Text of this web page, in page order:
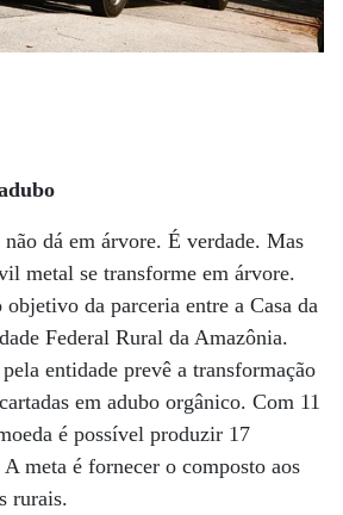
dá em árvore. É verdade. Mas
metal se transforme em árvore.
objetivo da parceria entre a Casa da
Federal Rural da Amazônia.
entidade prevê a transformação
em adubo orgânico. Com 11
é possível produzir 17
meta é fornecer o composto aos
rurais.